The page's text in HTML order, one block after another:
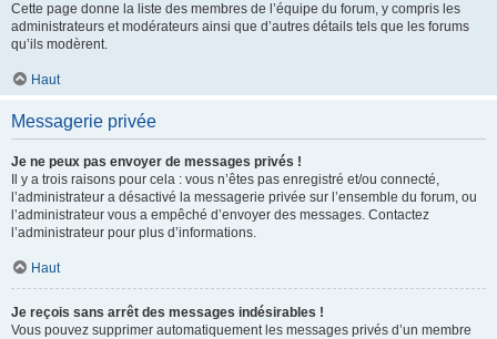
Cette page donne la liste des membres de l’équipe du forum, y compris les
administrateurs et modérateurs ainsi que d’autres détails tels que les forums
qu’ils modèrent.
Haut
Messagerie privée
Je ne peux pas envoyer de messages privés !
Il y a trois raisons pour cela : vous n’êtes pas enregistré et/ou connecté,
l’administrateur a désactivé la messagerie privée sur l’ensemble du forum, ou
l’administrateur vous a empêché d’envoyer des messages. Contactez
l’administrateur pour plus d’informations.
Haut
Je reçois sans arrêt des messages indésirables !
Vous pouvez supprimer automatiquement les messages privés d’un membre